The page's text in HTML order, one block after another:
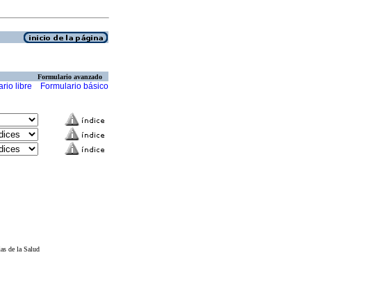
Formulario avanzado
libre Formulario básico
de la Salud